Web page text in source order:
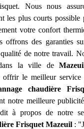
Nous nous
les plus courts possible
votre confort
offrons des garanties
de notre travail.
dans la ville de
offrir le meilleur service
chaudière
notre meilleure
à propos de notre
Frisquet Mazeuil :